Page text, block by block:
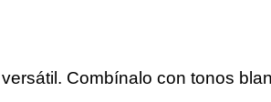
Combínalo con tonos